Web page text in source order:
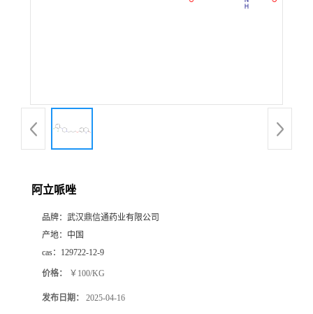
产
阿立哌唑
品牌： 武汉鼎信通药业有限公司
产地： 中国
cas： 129722-12-9
价格： ￥100/KG
发布日期： 2025-04-16